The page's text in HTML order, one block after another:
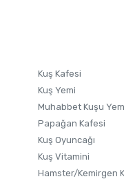
Kuş Kafesi
Kuş Yemi
Muhabbet Kuşu
Papağan Kafesi
Kuş Oyuncağı
Kuş Vitamini
Hamster/Kemirgen